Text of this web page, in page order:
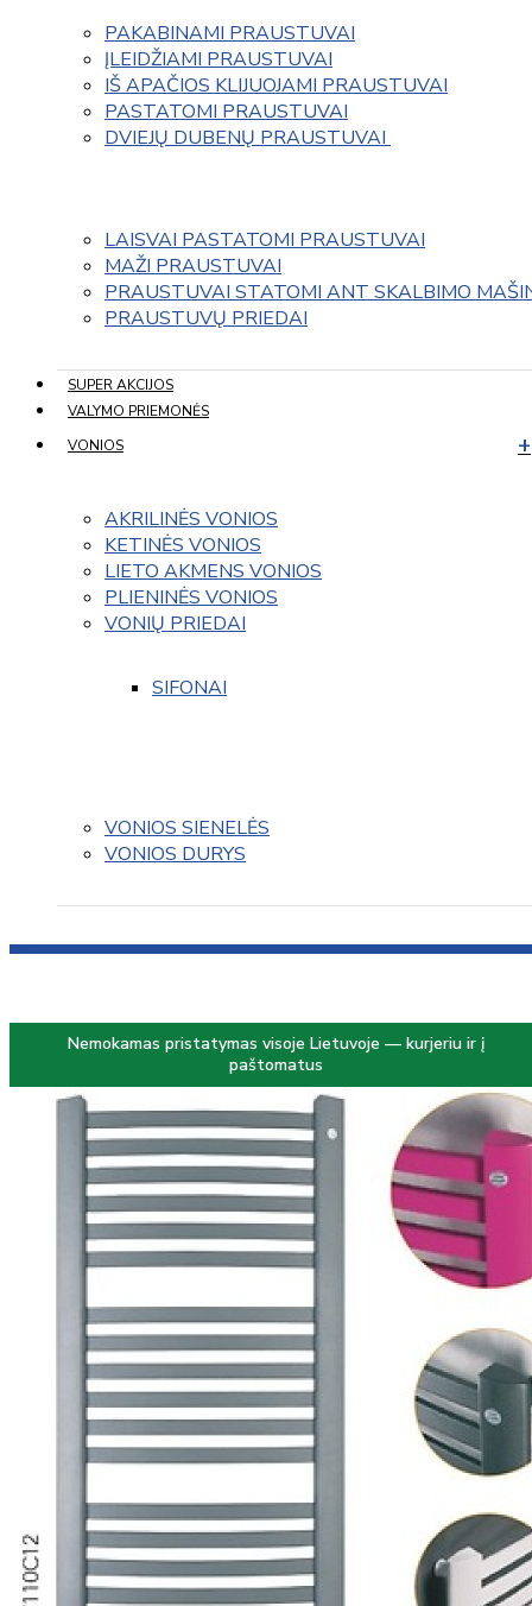
PAKABINAMI PRAUSTUVAI
ĮLEIDŽIAMI PRAUSTUVAI
IŠ APAČIOS KLIJUOJAMI PRAUSTUVAI
PASTATOMI PRAUSTUVAI
DVIEJŲ DUBENŲ PRAUSTUVAI
LAISVAI PASTATOMI PRAUSTUVAI
MAŽI PRAUSTUVAI
PRAUSTUVAI STATOMI ANT SKALBIMO
PRAUSTUVŲ PRIEDAI
SUPER AKCIJOS
VALYMO PRIEMONĖS
VONIOS
AKRILINĖS VONIOS
KETINĖS VONIOS
LIETO AKMENS VONIOS
PLIENINĖS VONIOS
VONIŲ PRIEDAI
SIFONAI
VONIOS SIENELĖS
VONIOS DURYS
Nemokamas pristatymas visoje Lietuvoje — kurjeriu ir į
paštomatus